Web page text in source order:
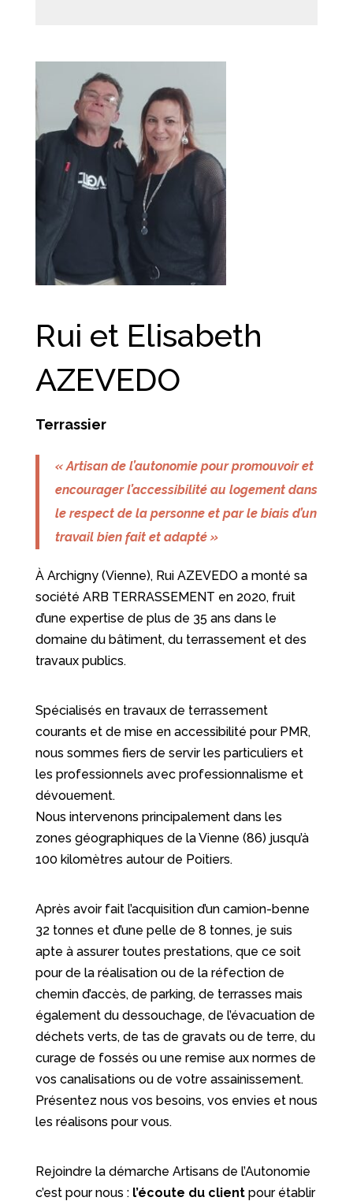
Rui et Elisabeth
AZEVEDO
Terrassier
« Artisan de l’autonomie pour promouvoir et
encourager l’accessibilité au logement dans
le respect de la personne et par le biais d’un
travail bien fait et adapté »
À Archigny (Vienne), Rui AZEVEDO a monté sa
société ARB TERRASSEMENT en 2020, fruit
d’une expertise de plus de 35 ans dans le
domaine du bâtiment, du terrassement et des
travaux publics.
Spécialisés en travaux de terrassement
courants et de mise en accessibilité pour PMR,
nous sommes fiers de servir les particuliers et
les professionnels avec professionnalisme et
dévouement.
Nous intervenons principalement dans les
zones géographiques de la Vienne (86) jusqu’à
100 kilomètres autour de Poitiers.
Après avoir fait l’acquisition d’un camion-benne
32 tonnes et d’une pelle de 8 tonnes, je suis
apte à assurer toutes prestations, que ce soit
pour de la réalisation ou de la réfection de
chemin d’accès, de parking, de terrasses mais
également du dessouchage, de l’évacuation de
déchets verts, de tas de gravats ou de terre, du
curage de fossés ou une remise aux normes de
vos canalisations ou de votre assainissement.
Présentez nous vos besoins, vos envies et nous
les réalisons pour vous.
Rejoindre la démarche Artisans de l’Autonomie
c’est pour nous : l’écoute du clientpour établir